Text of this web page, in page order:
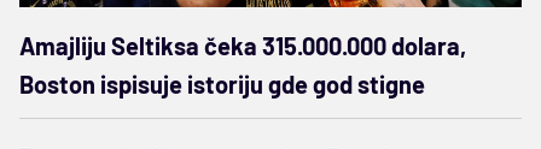
Amajliju Seltiksa čeka 315.000.000 dolara,
Boston ispisuje istoriju gde god stigne